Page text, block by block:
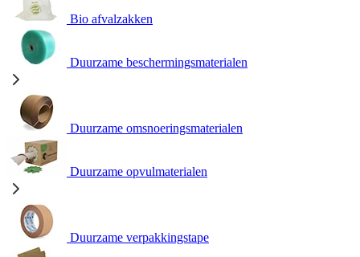
Bio afvalzakken
Duurzame beschermingsmaterialen
Duurzame omsnoeringsmaterialen
Duurzame opvulmaterialen
Duurzame verpakkingstape